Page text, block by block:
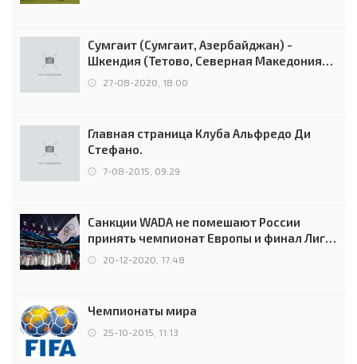
Сумгаит (Сумгаит, Азербайджан) -
Шкендия (Тетово, Северная Македония) -
0:2 (0:0)
27-08-2020, 18:00
Главная страница Клуба Альфредо Ди
Стефано.
7-08-2015, 09:29
Санкции WADA не помешают России
принять чемпионат Европы и финал Лиги
чемпионов.
20-12-2020, 17:48
Чемпионаты мира
25-10-2015, 11:13